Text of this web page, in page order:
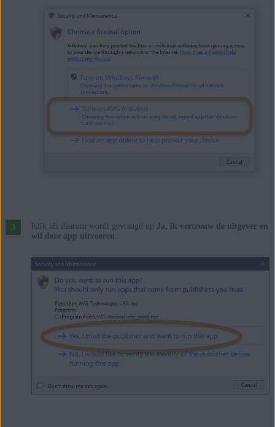
Klik als daarom wordt gevraagd op Ja, ik vertrouw de uitgever en
wil deze app uitvoeren.